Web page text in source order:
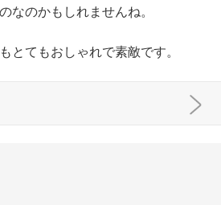
なのかもしれませんね。
とてもおしゃれで素敵です。